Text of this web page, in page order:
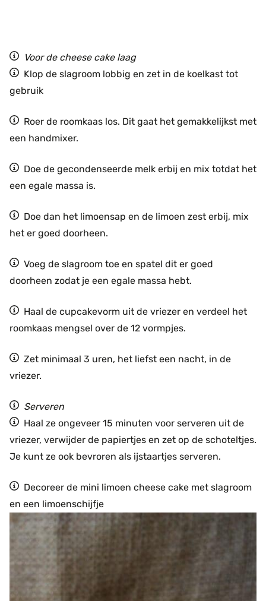
Voor de cheese cake laag
Klop de slagroom lobbig en zet in de koelkast tot
gebruik
Roer de roomkaas los. Dit gaat het gemakkelijkst met
een handmixer.
Doe de gecondenseerde melk erbij en mix totdat het
een egale massa is.
Doe dan het limoensap en de limoen zest erbij, mix
het er goed doorheen.
Voeg de slagroom toe en spatel dit er goed
doorheen zodat je een egale massa hebt.
Haal de cupcakevorm uit de vriezer en verdeel het
roomkaas mengsel over de 12 vormpjes.
Zet minimaal 3 uren, het liefst een nacht, in de
vriezer.
Serveren
Haal ze ongeveer 15 minuten voor serveren uit de
vriezer, verwijder de papiertjes en zet op de schoteltjes.
Je kunt ze ook bevroren als ijstaartjes serveren.
Decoreer de mini limoen cheese cake met slagroom
en een limoenschijfje